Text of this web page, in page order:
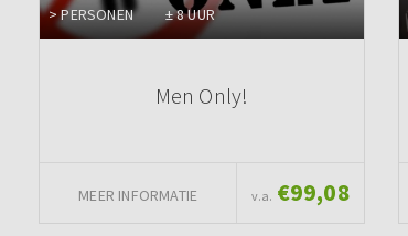
> PERSONEN ± 8 UUR
Men Only!
MEER INFORMATIE v.a. €99,08